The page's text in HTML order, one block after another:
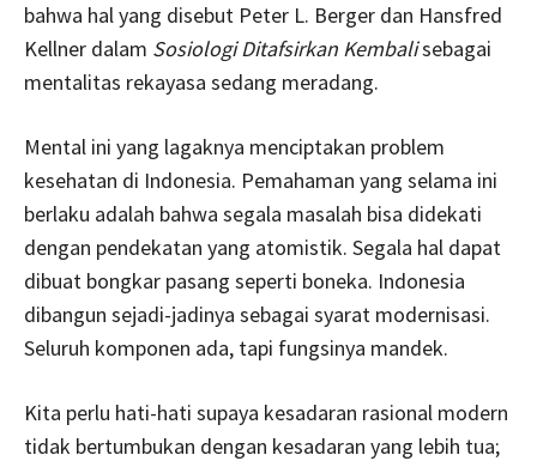
bahwa hal yang disebut Peter L. Berger dan Hansfred
Kellner dalam Sosiologi Ditafsirkan Kembalisebagai
mentalitas rekayasa sedang meradang.
Mental ini yang lagaknya menciptakan problem
kesehatan di Indonesia. Pemahaman yang selama ini
berlaku adalah bahwa segala masalah bisa didekati
dengan pendekatan yang atomistik. Segala hal dapat
dibuat bongkar pasang seperti boneka. Indonesia
dibangun sejadi-jadinya sebagai syarat modernisasi.
Seluruh komponen ada, tapi fungsinya mandek.
Kita perlu hati-hati supaya kesadaran rasional modern
tidak bertumbukan dengan kesadaran yang lebih tua;